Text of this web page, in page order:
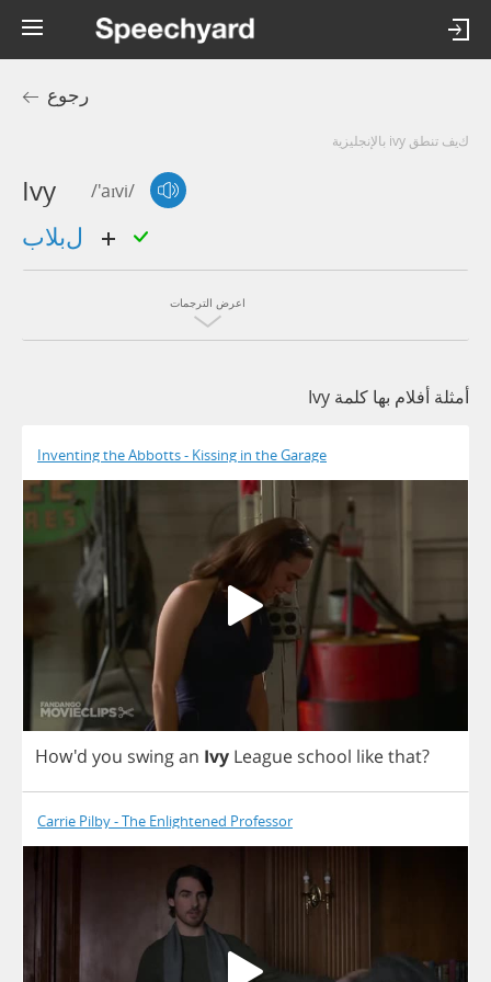
رجوع
كيف تنطق ivy بالإنجليزية
Ivy /'aɪvi/
اعرض الترجمات
أمثلة أفلام بها كلمة Ivy
Inventing the Abbotts - Kissing in the Garage
How'd you swingan Ivy League school likethat?
Carrie Pilby - The Enlightened Professor